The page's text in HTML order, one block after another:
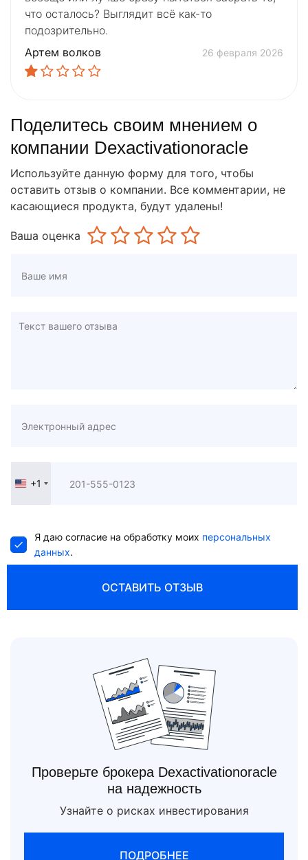
что осталось? Выглядит всё как-то
подозрительно.
Артем волков
26 февраля 2026
Поделитесь своим мнением о
компании Dexactivationoracle
Используйте данную форму для того, чтобы
оставить отзыв о компании. Все комментарии, не
касающиеся продукта, будут удалены!
Ваша оценка
United
+1
Я даю согласие на обработку моих персональных
данных.
ОСТАВИТЬ ОТЗЫВ
Проверьте брокера Dexactivationoracle
на надежность
Узнайте о рисках инвестирования
ПОДРОБНЕЕ